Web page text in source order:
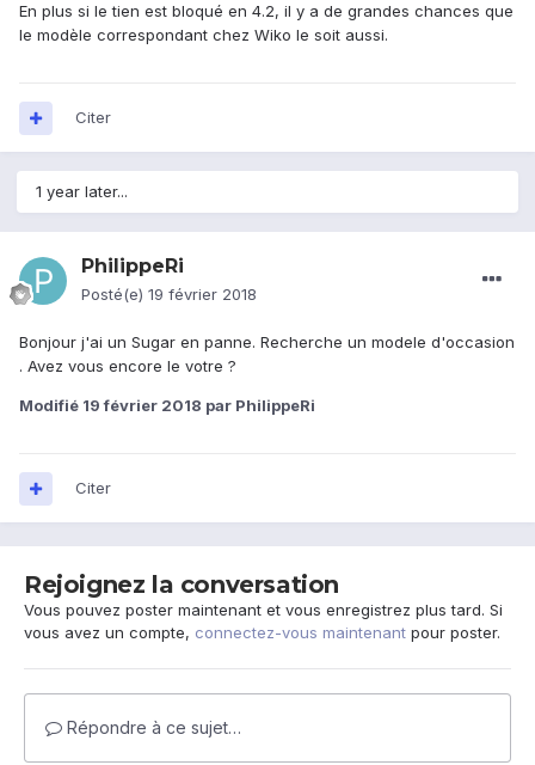
En plus si le tien est bloqué en 4.2, il y a de grandes chances que
le modèle correspondant chez Wiko le soit aussi.
Citer
1 year later...
PhilippeRi
Posté(e) 19 février 2018
Bonjour j'ai un Sugar en panne. Recherche un modele d'occasion
. Avez vous encore le votre ?
Modifié 19 février 2018 par PhilippeRi
Citer
Rejoignez la conversation
Vous pouvez poster maintenant et vous enregistrez plus tard. Si
vous avez un compte, connectez-vous maintenant pour poster.
Répondre à ce sujet…